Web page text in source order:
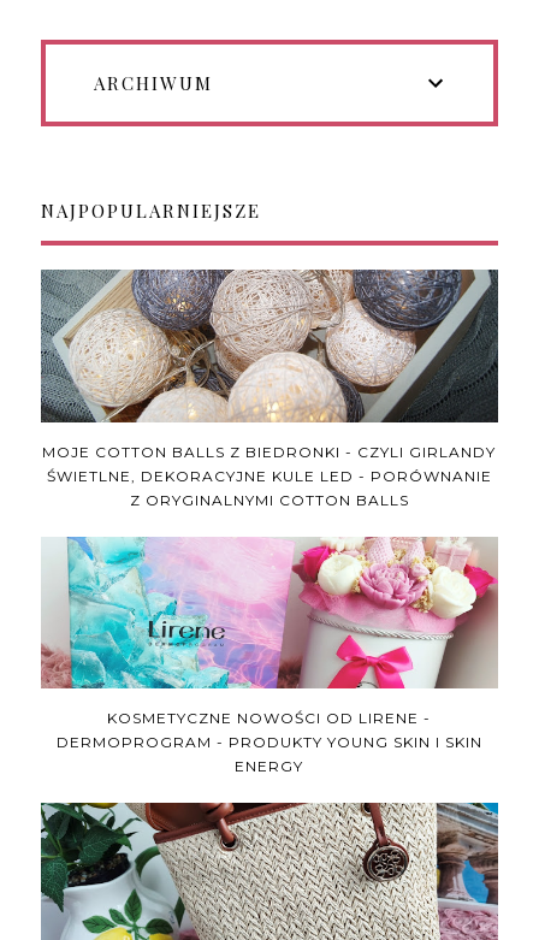
ARCHIWUM
NAJPOPULARNIEJSZE
MOJE COTTON BALLS Z BIEDRONKI - CZYLI GIRLANDY
ŚWIETLNE, DEKORACYJNE KULE LED - PORÓWNANIE
Z ORYGINALNYMI COTTON BALLS
KOSMETYCZNE NOWOŚCI OD LIRENE -
DERMOPROGRAM - PRODUKTY YOUNG SKIN I SKIN
ENERGY